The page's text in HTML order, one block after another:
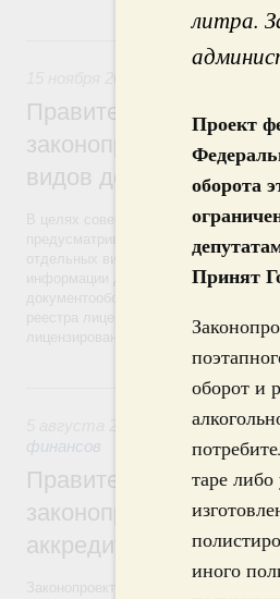
литра.
Проект
оборота
Принят
оборот и
таре
иного
Правительство
законопроекту о
видов деятельности
В целях совершенствования
предусматривается внедрение
отдельных видов деятельности.
информации для юридических лиц
реестра лицензий в качестве
5
Финансовый
финансов
Правительство
законопроекту об
аккредитивов во